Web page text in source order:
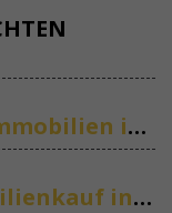
Ihr deutscher Makler für Immobilien in Marbella
Due Diligence beim Immobilienkauf in Spanien